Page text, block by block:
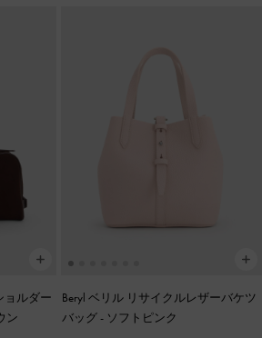
ョルダー
ン
Beryl ベリル リサイクルレザーバケツ
バッグ- ソフトピンク